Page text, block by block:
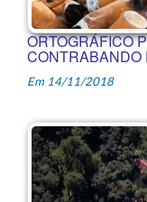
ORTOGRÁFICO
CONTRABANDO
Em 14/11/2018